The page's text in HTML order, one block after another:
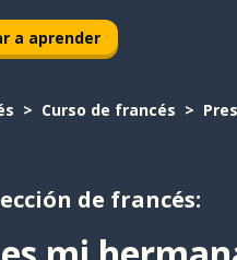
a aprender
Curso de francés
de francés: